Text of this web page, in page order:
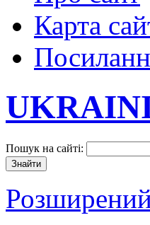
Карта
Пошук на сайті: